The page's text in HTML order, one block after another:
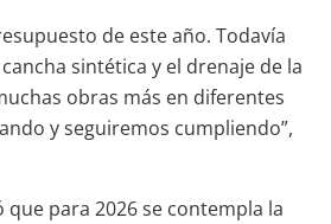
de este año. Todavía
sintética y el drenaje de la
obras más en diferentes
y seguiremos cumpliendo”,
para 2026 se contempla la